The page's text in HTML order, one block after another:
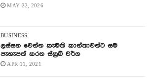
MAY 22, 2026
BUSINESS
ලස්සන වෙන්න කැමති කාන්තාවන්ට සම
පැහැපත් කරන ස්ක්‍රබ් වර්ග
APR 11, 2021